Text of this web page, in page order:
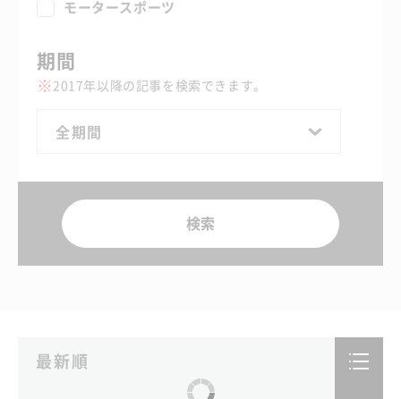
モータースポーツ
期間
2017年以降の記事を検索できます。
全期間
検索
ニュース記事の表示順を最新順か古い順に切り替えられます
最新順